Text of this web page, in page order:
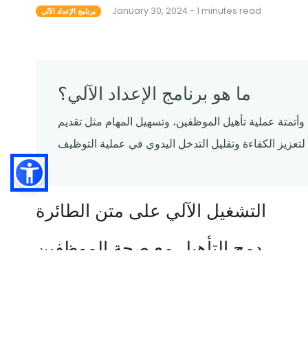
برنامج الإعداد الآلي January 30, 2024 - 1 minutes read
ما هو برنامج الإعداد الآلي؟
عملية تأهيل الموظفين، وتسهيل المهام مثل تقديم
التشغيل الآلي على متن الطائرة
دمج التأهيل مع صحة الموظفين